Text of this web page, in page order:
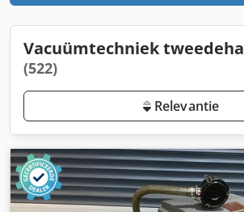
Vacuümtechniek
(522)
Relevantie